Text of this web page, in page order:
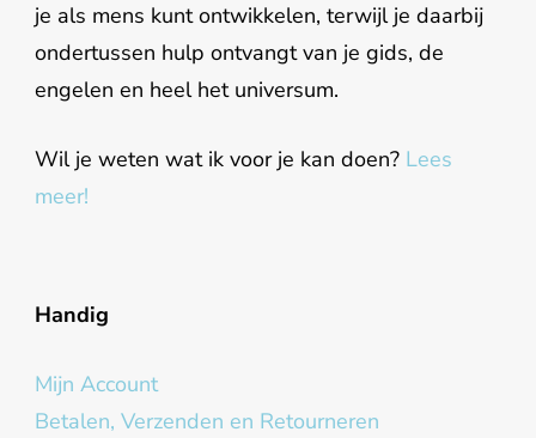
je als mens kunt ontwikkelen, terwijl je daarbij
ondertussen hulp ontvangt van je gids, de
engelen en heel het universum.
Wil je weten wat ik voor je kan doen? Lees
meer!
Handig
Mijn Account
Betalen, Verzenden en Retourneren